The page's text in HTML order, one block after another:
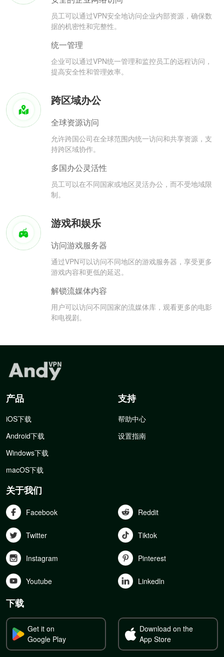
员工可以通过VPN安全地访问企业内部资源，确保数
据的机密性和完整性。
统一管理
企业可以通过VPN统一管理和监控员工的远程访问，
提高安全性和管理效率。
跨区域办公
全球资源访问
允许跨国公司在全球范围内统一访问和共享资源，支
持跨区域协作。
多国办公灵活性
员工可以在不同国家或地区灵活办公，而不受地域限
制。
游戏和娱乐
访问游戏服务器
通过VPN可以访问不同地区的游戏服务器，享受更多
游戏内容和更低的延迟。
解锁流媒体内容
用户可以访问不同国家的流媒体库，观看更多的电影
和电视剧。
产品
iOS下载
Android下载
Windows下载
macOS下载
支持
帮助中心
设置指南
关于我们
Facebook Reddit
Twitter Tiktok
Instagram Pinterest
Youtube Linkedln
下载
Get it on
Google Play
Download on the
App Store